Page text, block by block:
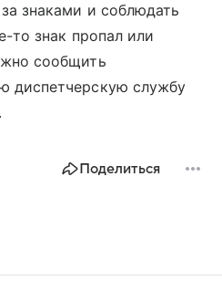
знаками и соблюдать
то знак пропал или
сообщить
диспетчерскую службу
Поделиться